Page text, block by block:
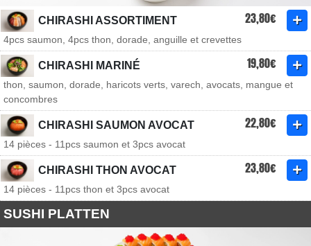
CHIRASHI ASSORTIMENT 23,80€
4pcs saumon, 4pcs thon, dorade, anguille et crevettes
CHIRASHI MARINÉ 19,80€
thon, saumon, dorade, haricots verts, varech, avocats, mangue et
concombres
CHIRASHI SAUMON AVOCAT 22,80€
14 pièces - 11pcs saumon et 3pcs avocat
CHIRASHI THON AVOCAT 23,80€
14 pièces - 11pcs thon et 3pcs avocat
SUSHI PLATTEN